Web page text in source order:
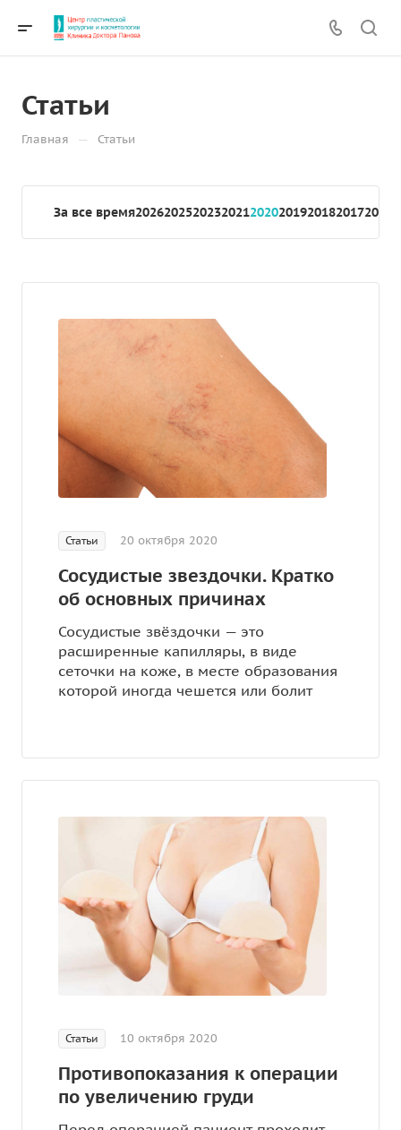
Статьи
Главная — Статьи
За все время202620252023202120202019201820172016
Статьи 20 октября 2020
Сосудистые звездочки. Кратко
об основных причинах
Сосудистые звёздочки — это
расширенные капилляры, в виде
сеточки на коже, в месте образования
которой иногда чешется или болит
Статьи 10 октября 2020
Противопоказания к операции
по увеличению груди